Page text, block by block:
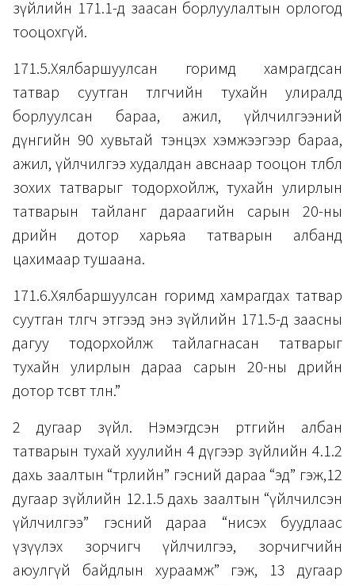
зүйлийн 171.1-д заасан борлуулалтын орлогод
тооцохгүй.
171.5.Хялбаршуулсан горимд хамрагдсан
татвар суутган төлөгчийн тухайн улиралд
борлуулсан бараа, ажил, үйлчилгээний
дүнгийн 90 хувьтай тэнцэх хэмжээгээр бараа,
ажил, үйлчилгээ худалдан авснаар тооцон төлбөл
зохих татварыг тодорхойлж, тухайн улирлын
татварын тайланг дараагийн сарын 20-ны
өдрийн дотор харьяа татварын албанд
цахимаар тушаана.
171.6.Хялбаршуулсан горимд хамрагдах татвар
суутган төлөгч этгээд энэ зүйлийн 171.5-д заасны
дагуу тодорхойлж тайлагнасан татварыг
тухайн улирлын дараа сарын 20-ны өдрийн
дотор төсөвт төлнө.”
2 дугаар зүйл. Нэмэгдсэн өртгийн албан
татварын тухай хуулийн 4 дүгээр зүйлийн 4.1.2
дахь заалтын “төрлийн” гэсний дараа “эд” гэж,12
дугаар зүйлийн 12.1.5 дахь заалтын “үйлчилсэн
үйлчилгээ” гэсний дараа “нисэх буудлаас
үзүүлэх зорчигч үйлчилгээ, зорчигчийн
аюулгүй байдлын хураамж” гэж, 13 дугаар